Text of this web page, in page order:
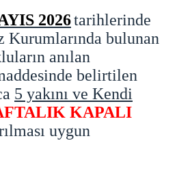
2026tarihlerinde
Kurumlarında bulunan
anılan
belirtilen
5 yakını ve Kendi
KAPALI
uygun